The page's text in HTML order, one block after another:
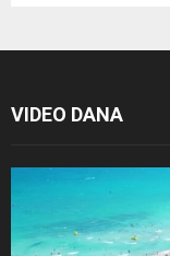
VIDEO DANA